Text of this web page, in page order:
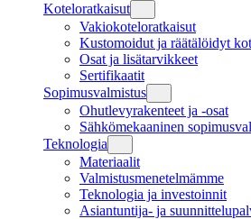
Koteloratkaisut
Vakiokoteloratkaisut
Kustomoidut ja räätälöidyt
Osat ja lisätarvikkeet
Sertifikaatit
Sopimusvalmistus
Ohutlevyrakenteet ja -osat
Sähkömekaaninen
Teknologia
Materiaalit
Valmistusmenetelmämme
Teknologia ja investoinnit
Asiantuntija- ja